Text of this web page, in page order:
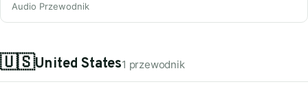
Audio Przewodnik
🇺🇸United States1 przewodnik